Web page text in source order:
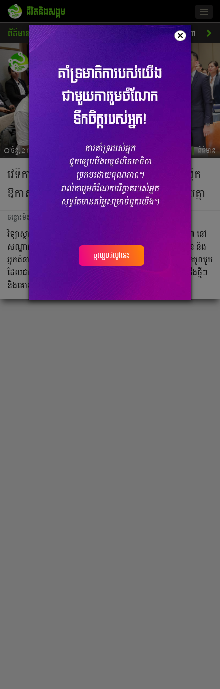
ជីវិតនិងសង្គម
ព័ត៌មាន សេដ្ឋកិច្ច ស្នេហា
ច័ន្ទ, 2 តុលា 2023 07:42 ព័ត៌មាន
វេទិកាប្រចាំឆ្នាំ២០២៣ របស់ Cam Ed បានបង្កើត
ឱកាសឲ្យអ្នកជំនាញ និងនិស្សិតរាប់ពាន់នាក់ ជួបគ្នា
ចន្លោះមិនឃើញ
វិទ្យាស្ថានខេមអេដ បានរៀបចំវេទិកាស្តីពី វិស័យធនាគារ ឆ្នាំ២០២៣ នៅ
សណ្ឋាគារ Oakwood Phnom Penh ដោយមានការចួលរួមពីវាគ្មិន និង
អ្នកជំនាញមកពីបណ្តាធនាគារ និងគ្រឹះស្ថានមីក្រូហិរញ្ញវត្ថុធំៗ។ អ្នកចូលរួម
ដែលជានិស្សិតរាប់រយនាក់ បានចូលរួមដើម្បីទទួលយកនូវចំណេះដឹងថ្មីៗ
និងគោលដៅពង្រឹងជំនាញធនាគារដែលពួកគេកំពុងសិក្សារ។
×
ចូលរួមឥលូវនេះ